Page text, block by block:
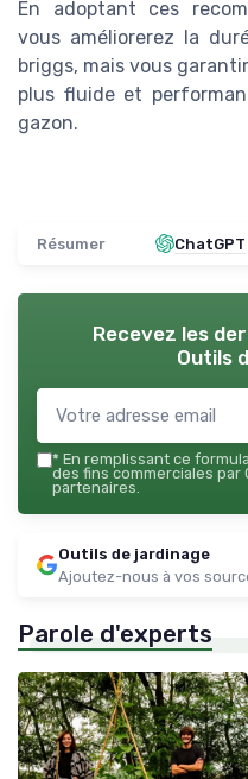
En adoptant ces
vous améliorerez la
briggs, mais vous
plus fluide et
gazon.
Résumer ChatGPT
Recevez les
Outils
* En remplissant ce
des fins commerciales par
partenaires.
Outils de jardinage
Ajoutez-nous à vos
Parole d'experts